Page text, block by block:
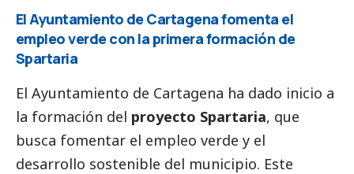
El Ayuntamiento de Cartagena fomenta el
empleo verde con la primera formación de
Spartaria
El Ayuntamiento de Cartagena ha dado inicio a
la formación del proyecto Spartaria, que
busca fomentar el empleo verde y el
desarrollo sostenible del municipio. Este